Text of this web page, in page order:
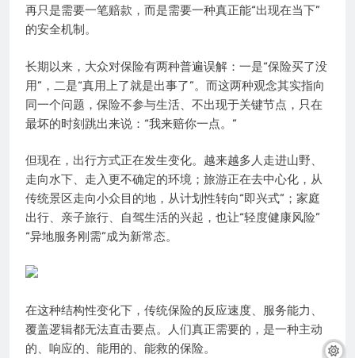
再只是需要一笔赔款，而是需要一种真正能“出现在当下”
的安全机制。
长期以来，大众对保险有两种普遍误解：一是“保险买了没
用”，二是“真用上了就是出事了”。而这两种观念其实指向
同一个问题，保险不参与生活、不出现于关键节点，只在
最坏的时刻跳出来说：“我来赔你一点。”
但现在，出行方式正在发生变化。越来越多人走进山野、
走向水下、走入更不确定的环境；旅游正在去中心化，从
传统景区走向小众目的地，从计划性转向“即兴式”；家庭
出行、亲子旅行、自驾生活的兴起，也让“轻度健康风险”
“异地服务刚需”成为新常态。
在这种结构性变化下，传统保险的反应速度、服务能力、
覆盖逻辑都无法直击要点。人们真正需要的，是一种主动
的、响应的、能用的、能救的保险。